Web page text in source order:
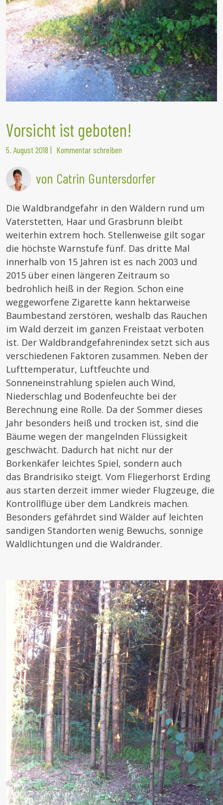
Vorsicht ist geboten!
5. August 2018 | Kommentar schreiben
von Catrin Guntersdorfer
Die Waldbrandgefahr in den Wäldern rund um
Vaterstetten, Haar und Grasbrunn bleibt
weiterhin extrem hoch. Stellenweise gilt sogar
die höchste Warnstufe fünf. Das dritte Mal
innerhalb von 15 Jahren ist es nach 2003 und
2015 über einen längeren Zeitraum so
bedrohlich heiß in der Region. Schon eine
weggeworfene Zigarette kann hektarweise
Baumbestand zerstören, weshalb das Rauchen
im Wald derzeit im ganzen Freistaat verboten
ist. Der Waldbrandgefahrenindex setzt sich aus
verschiedenen Faktoren zusammen. Neben der
Lufttemperatur, Luftfeuchte und
Sonneneinstrahlung spielen auch Wind,
Niederschlag und Bodenfeuchte bei der
Berechnung eine Rolle. Da der Sommer dieses
Jahr besonders heiß und trocken ist, sind die
Bäume wegen der mangelnden Flüssigkeit
geschwächt. Dadurch hat nicht nur der
Borkenkäfer leichtes Spiel, sondern auch
das Brandrisiko steigt. Vom Fliegerhorst Erding
aus starten derzeit immer wieder Flugzeuge, die
Kontrollflüge über dem Landkreis machen.
Besonders gefährdet sind Wälder auf leichten
sandigen Standorten wenig Bewuchs, sonnige
Waldlichtungen und die Waldränder.